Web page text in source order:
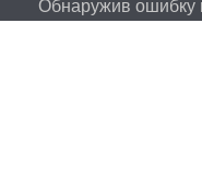
Обнаружив ошибку